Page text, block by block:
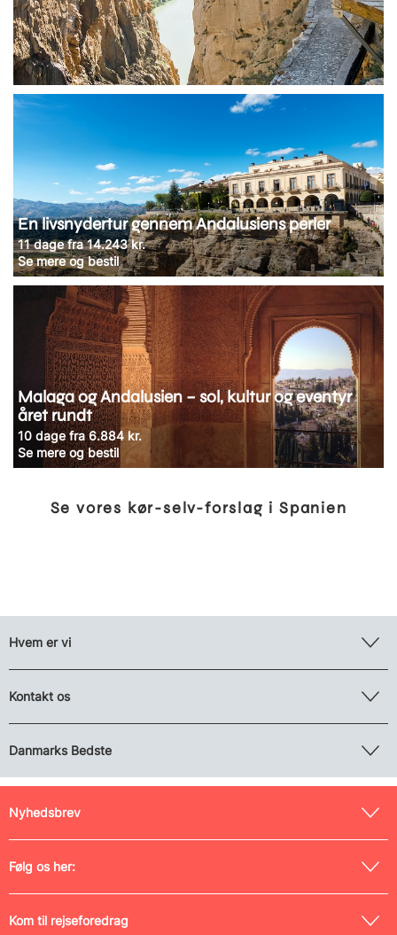
En livsnydertur gennem Andalusiens perler
11 dage fra 14.243 kr.
Se mere og bestil
Malaga og Andalusien – sol, kultur og eventyr
året rundt
10 dage fra 6.884 kr.
Se mere og bestil
Se vores kør-selv-forslag i Spanien
Hvem er vi
Kontakt os
Danmarks Bedste
Nyhedsbrev
Følg os her:
Kom til rejseforedrag